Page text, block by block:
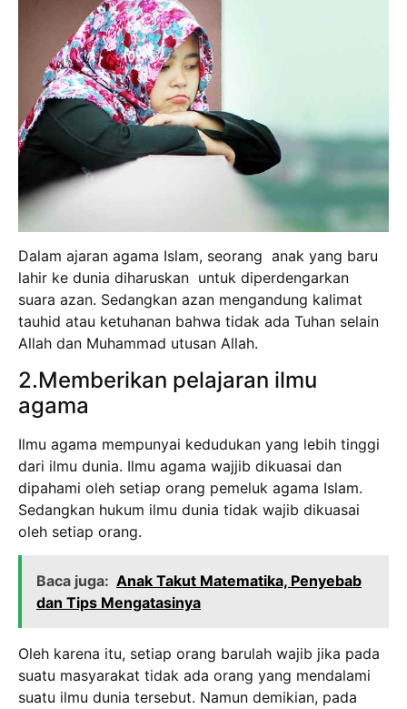
Dalam ajaran agama Islam, seorang anak yang baru
lahir ke dunia diharuskan untuk diperdengarkan
suara azan. Sedangkan azan mengandung kalimat
tauhid atau ketuhanan bahwa tidak ada Tuhan selain
Allah dan Muhammad utusan Allah.
2.Memberikan pelajaran ilmu
agama
Ilmu agama mempunyai kedudukan yang lebih tinggi
dari ilmu dunia. Ilmu agama wajjib dikuasai dan
dipahami oleh setiap orang pemeluk agama Islam.
Sedangkan hukum ilmu dunia tidak wajib dikuasai
oleh setiap orang.
Baca juga: Anak Takut Matematika, Penyebab
dan Tips Mengatasinya
Oleh karena itu, setiap orang barulah wajib jika pada
suatu masyarakat tidak ada orang yang mendalami
suatu ilmu dunia tersebut. Namun demikian, pada